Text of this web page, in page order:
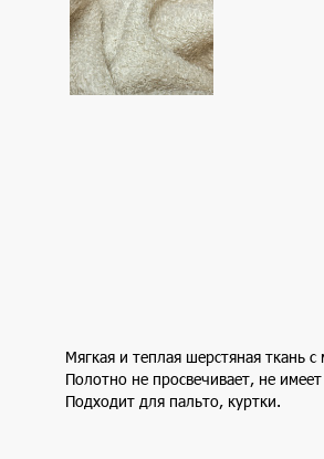
Мягкая и теплая шерстяная ткань
Полотно не просвечивает, не
Подходит для пальто, куртки.